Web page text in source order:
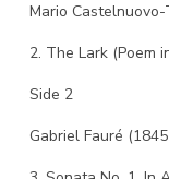
Mario
2. The Lark (Poem
Side 2
Gabriel Fauré